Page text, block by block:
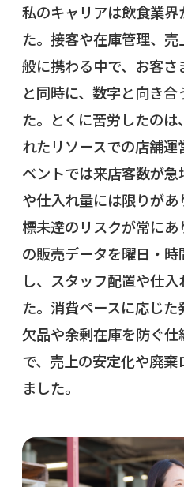
私のキャリアは飲食業
た。接客や在庫管理、
般に携わる中で、お客
と同時に、数字と向き
た。とくに苦労したの
れたリソースでの店舗運
ベントでは来店客数が
や仕入れ量には限りが
標未達のリスクが常に
の販売データを曜日・
し、スタッフ配置や仕
た。消費ペースに応じた
欠品や余剰在庫を防ぐ仕
で、売上の安定化や廃
ました。